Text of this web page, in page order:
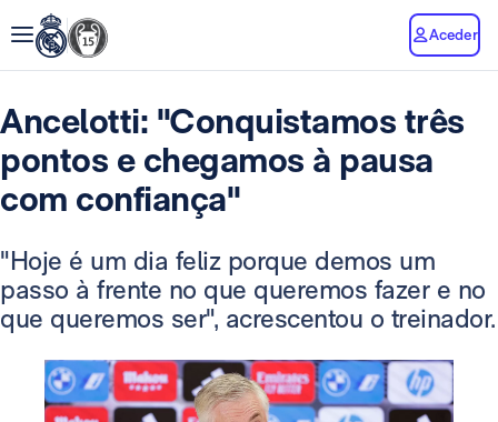
Aceder
Ancelotti: "Conquistamos três
pontos e chegamos à pausa
com confiança"
"Hoje é um dia feliz porque demos um
passo à frente no que queremos fazer e no
que queremos ser", acrescentou o treinador.